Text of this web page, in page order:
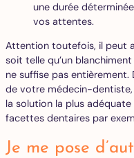
une durée
vos attentes.
Attention toutefois, il peut
soit telle qu’un
ne suffise pas entièrement.
de votre médecin-
la solution la plus
facettes dentaires par
Je me pose